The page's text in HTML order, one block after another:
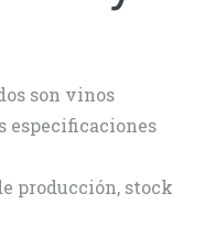
son vinos
especificaciones
producción, stock